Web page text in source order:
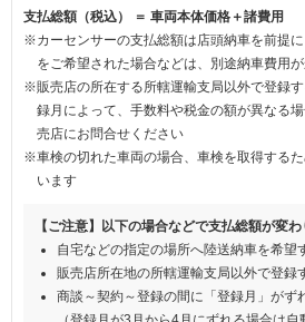
支払総額（税込） ＝ 車両本体価格＋諸費用
※カーセンサーの支払総額は店頭納車を前提
をご希望された場合などは、別途納車費用
※販売店の所在する所轄運輸支局以外で登録
録月によって、手数料や税金の額が異なる
売店にお問合せください
※車検の切れた車両の場合、車検を取得する
います
【ご注意】以下の場合などで支払総額が変
自宅などの指定の場所へ陸送納車を希望
販売店所在地の所轄運輸支局以外で登録
商談～契約～登録の間に「登録月」がず